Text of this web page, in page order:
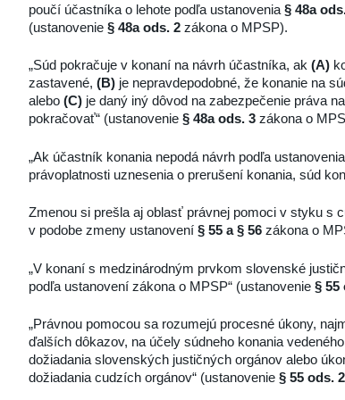
poučí účastníka o lehote podľa ustanovenia § 48a
(ustanovenie § 48a ods. 2 zákona o MPSP).
„Súd pokračuje v konaní na návrh účastníka, ak (A)
zastavené, (B) je nepravdepodobné, že konanie na
alebo (C) je daný iný dôvod na zabezpečenie práva
pokračovať“ (ustanovenie § 48a ods. 3 zákona o
„Ak účastník konania nepodá návrh podľa ustanovenia
právoplatnosti uznesenia o prerušení konania, súd
Zmenou si prešla aj oblasť právnej pomoci v styku s
v podobe zmeny ustanovení § 55 a § 56 zákona o
„V konaní s medzinárodným prvkom slovenské
podľa ustanovení zákona o MPSP“ (ustanovenie § 55
„Právnou pomocou sa rozumejú procesné úkony,
ďalších dôkazov, na účely súdneho konania
dožiadania slovenských justičných orgánov alebo
dožiadania cudzích orgánov“ (ustanovenie § 55 ods. 2